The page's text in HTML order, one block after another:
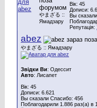
やまざる ::
Ямадзару
Вік: 45
Дописи:
Вы
Репутація:
abez
やまざる :: Ямадзару
Звідки Ви: Одессит
Авто: Лисапет
Вік: 45
Дописи: 6.621
Вы сказали Спасибо: 456
Поблагодарили 1.886 раз(а) в